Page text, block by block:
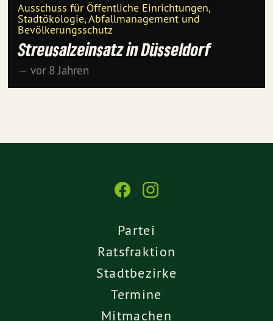
Ausschuss für Öffentliche Einrichtungen,
Stadtökologie, Abfallmanagement und
Bevölkerungsschutz
Streusalzeinsatz in Düsseldorf
— vor 8 Jahren
Partei
Ratsfraktion
Stadtbezirke
Termine
Mitmachen